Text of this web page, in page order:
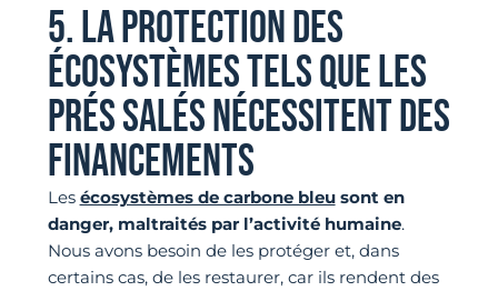
5. LA PROTECTION DES
ÉCOSYSTÈMES TELS QUE LES
PRÉS SALÉS NÉCESSITENT DES
FINANCEMENTS
Les écosystèmes de carbone bleusont en
danger, maltraités par l’activité humaine.
Nous avons besoin de les protéger et, dans
certains cas, de les restaurer, car ils rendent des